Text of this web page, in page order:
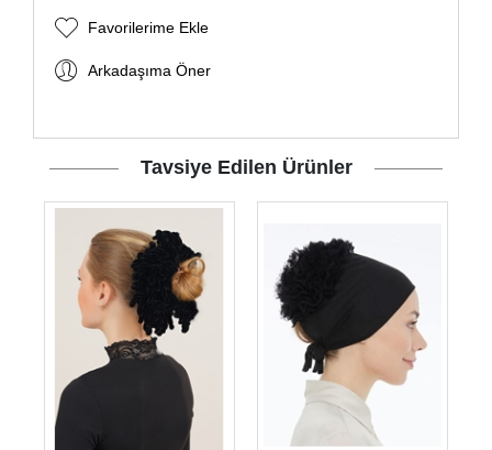
Favorilerime Ekle
Arkadaşıma Öner
Tavsiye Edilen Ürünler